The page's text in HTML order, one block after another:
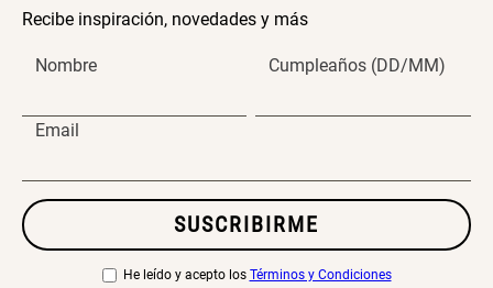
Recibe inspiración, novedades y más
Nombre Cumpleaños (DD/MM)
Email
SUSCRIBIRME
He leído y acepto los Términos y Condiciones